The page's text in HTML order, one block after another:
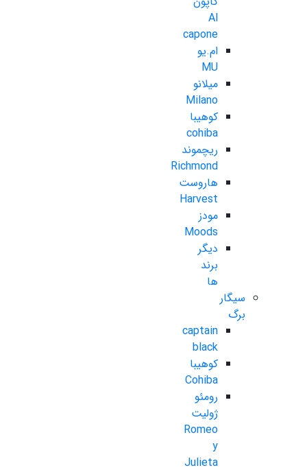
Al
capone
ام.یو
MU
میلانو
Milano
کوهیبا
cohiba
ریچموند
Richmond
هاروست
Harvest
مودز
Moods
دیگر
برند
ها
سیگار
برگ
captain
black
کوهیبا
Cohiba
رومئو
ژولیت
Romeo
y
Julieta